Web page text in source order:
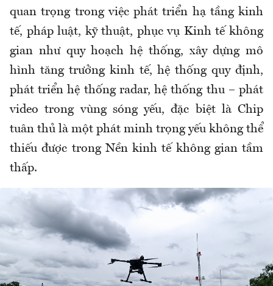
quan trọng trong việc phát triển hạ tầng kinh
tế, pháp luật, kỹ thuật, phục vụ Kinh tế không
gian như quy hoạch hệ thống, xây dựng mô
hình tăng trưởng kinh tế, hệ thống quy định,
phát triển hệ thống radar, hệ thống thu – phát
video trong vùng sóng yếu, đặc biệt là Chip
tuân thủ là một phát minh trọng yếu không thể
thiếu được trong Nền kinh tế không gian tầm
thấp.